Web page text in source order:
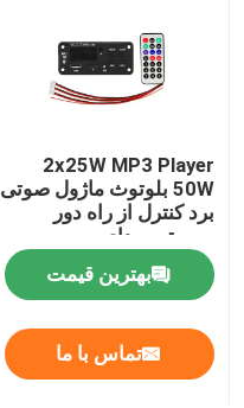
2x25W MP3 Player
50W بلوتوث ماژول صوتی
برد کنترل از راه دور
سیستم صدای بی سیم
بهترین قیمت
تماس با ما